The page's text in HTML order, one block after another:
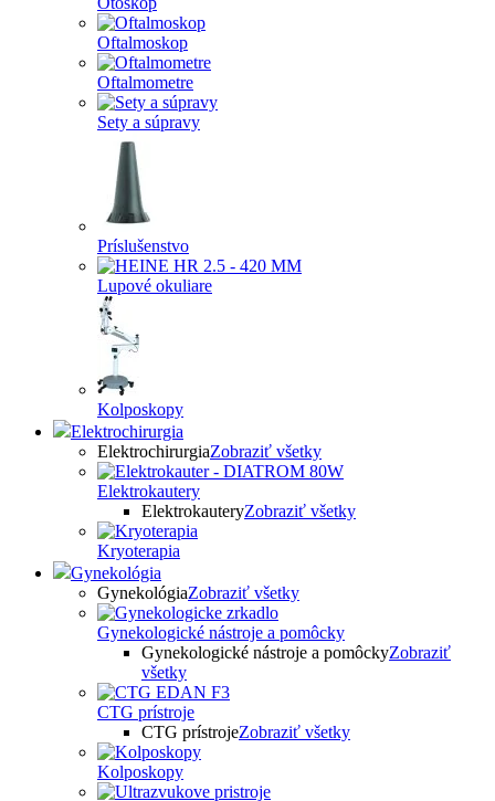
Oftalmoskop
Oftalmometre
Sety a súpravy
Príslušenstvo
Lupové okuliare
Kolposkopy
Elektrochirurgia
ElektrochirurgiaZobraziť všetky
Elektrokautery
ElektrokauteryZobraziť všetky
Kryoterapia
Gynekológia
GynekológiaZobraziť všetky
Gynekologické nástroje a pomôcky
Gynekologické nástroje a pomôckyZobraziť
všetky
CTG prístroje
CTG prístrojeZobraziť všetky
Kolposkopy